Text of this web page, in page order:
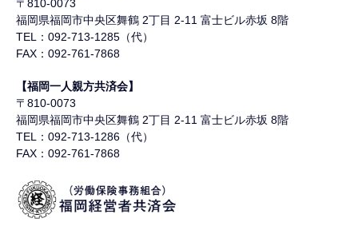
〒810-0073
福岡県福岡市中央区舞鶴 2丁目 2-11 富士ビル赤坂 8階
TEL：092-713-1285（代）
FAX：092-761-7868
【福岡一人親方共済会】
〒810-0073
福岡県福岡市中央区舞鶴 2丁目 2-11 富士ビル赤坂 8階
TEL：092-713-1286（代）
FAX：092-761-7868